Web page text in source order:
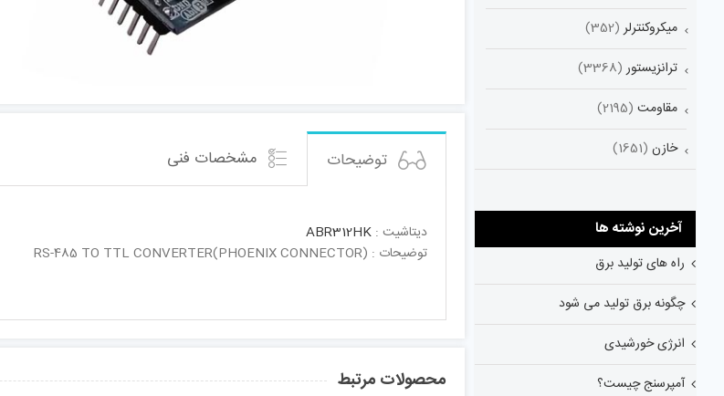
توضیحات مشخصات فنی
دیتاشیت : ABR312HK
توضیحات : RS-485 TO TTL CONVERTER(PHOENIX CONNECTOR)
محصولات مرتبط
میکروکنترلر (352)
ترانزیستور (3368)
مقاومت (2195)
خازن (1651)
آخرین نوشته ها
راه های تولید برق
چگونه برق تولید می شود
انرژی خورشیدی
آمپرسنج چیست؟